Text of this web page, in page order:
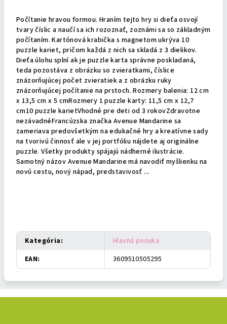
Počítanie hravou formou. Hraním tejto hry si dieťa osvojí
tvary číslic a naučí sa ich rozoznať, zoznámi sa so základným
počítaním. Kartónová krabička s magnetom ukrýva 10
puzzle kariet, pričom každá z nich sa skladá z 3 dielikov.
Dieťa úlohu splní ak je puzzle karta správne poskladaná,
teda pozostáva z obrázku so zvieratkami, číslice
znázorňujúcej počet zvieratiek a z obrázku ruky
znázorňujúcej počítanie na prstoch. Rozmery balenia: 12 cm
x 13,5 cm x 5 cmRozmery 1 puzzle karty: 11,5 cm x 12,7
cm10 puzzle karietVhodné pre deti od 3 rokovZdravotne
nezávadnéFrancúzska značka Avenue Mandarine sa
zameriava predovšetkým na edukačné hry a kreatívne sady
na tvorivú činnosť ale v jej portfóliu nájdete aj originálne
puzzle. Všetky produkty spájajú nádherné ilustrácie.
Samotný názov Avenue Mandarine má navodiť myšlienku na
novú cestu, nový nápad, predstavivosť ...
Kategória:
Hlavná ponuka
EAN: 3609510505295